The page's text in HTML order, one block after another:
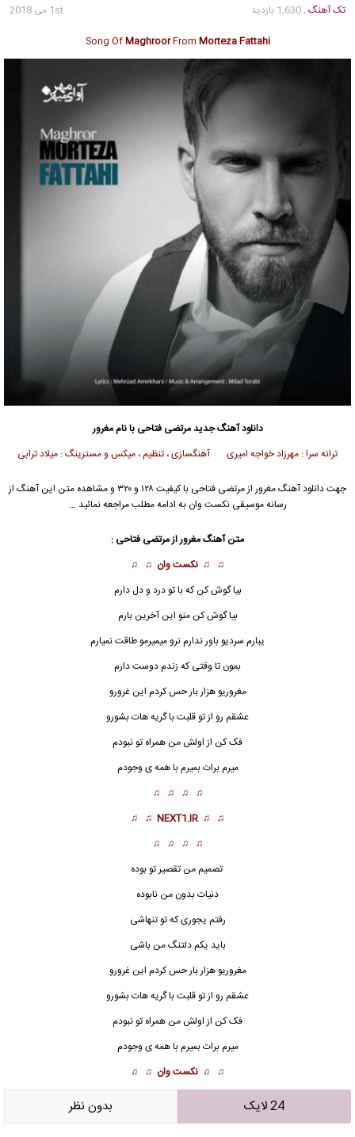
تک آهنگ , 1,630 بازدید
1st می 2018
Song OfMaghroorFrom Morteza Fattahi
دانلود آهنگ جدیدمرتضی فتاحی با نام مغرور
ترانه سرا : مهرزاد خواجه امیری آهنگسازی ، تنظیم ، میکس و مسترینگ : میلاد ترابی
جهت دانلود آهنگ مغرور ازمرتضی فتاحی
با کیفیت ۱۲۸ و ۳۲۰ و مشاهده متن این آهنگ از
رسانه موسیقی نکست وان به ادامه مطلب مراجعه نمائید …
متن آهنگ مغرور ازمرتضی فتاحی :
♫ ♫ نکست وان ♫ ♫
بیا گوش کن که با تو درد و دل دارم
بیا گوش کن منو این آخرین بارم
یبارم سردیو باور ندارم نرو میمیرمو طاقت نمیارم
بمون تا وقتی که زندم دوست دارم
مغروریو هزار بار حس کردم این غرورو
عشقم رو از تو قلبت با گریه هات بشورو
فک کن از اولش من همراه تو نبودم
میرم برات بمیرم با همه ی وجودم
♫ ♫ ♫ ♫
♫ ♫
NEXT1.IR
♫ ♫
♫ ♫ ♫ ♫
تصمیم من تقصیر تو بوده
دنیات بدون من نابوده
رفتم یجوری که تو تنهاشی
باید یکم دلتنگ من باشی
مغروریو هزار بار حس کردم این غرورو
عشقم رو از تو قلبت با گریه هات بشورو
فک کن از اولش من همراه تو نبودم
میرم برات بمیرم با همه ی وجودم
♫ ♫ نکست وان ♫ ♫
24 لایک بدون نظر